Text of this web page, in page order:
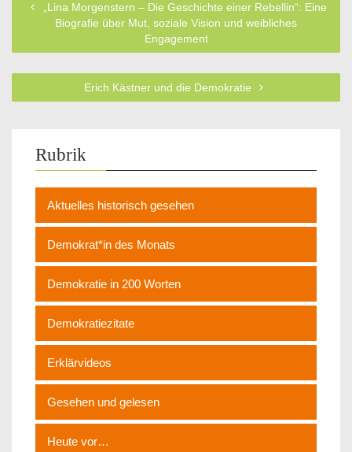
„Lina Morgenstern – Die Geschichte einer Rebellin“: Eine
Biografie über Mut, soziale Vision und weibliches
Engagement
Erich Kästner und die Demokratie
Rubrik
Aktuelles historisch gesehen
Demokrat*in des Monats
Demokratie in 200 Worten
Demokratiezitate
Erklärvideos
Gesehen und gelesen
Heute vor…